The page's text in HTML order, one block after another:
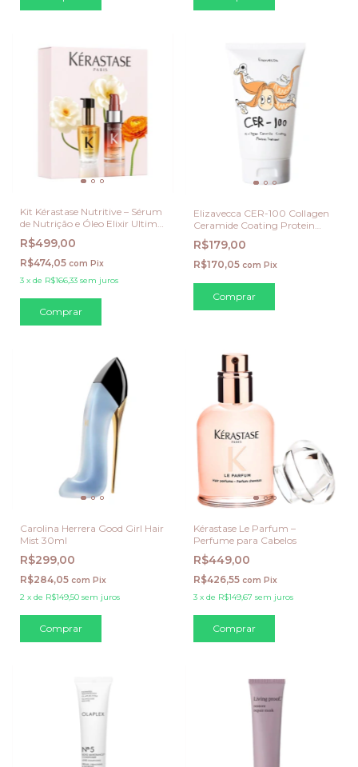
Kit Kérastase Nutritive – Sérum
de Nutrição e Óleo Elixir Ultime
(30 ml + 30 ml)
R$499,00
R$474,05 com Pix
3 x de R$166,33 sem juros
Elizavecca CER-100 Collagen
Ceramide Coating Protein
Treatment – Máscara Capilar
Reconstrutora 100 ML
R$179,00
R$170,05 com Pix
Carolina Herrera Good Girl Hair
Mist 30ml
R$299,00
R$284,05 com Pix
2 x de R$149,50 sem juros
Kérastase Le Parfum –
Perfume para Cabelos
R$449,00
R$426,55 com Pix
3 x de R$149,67 sem juros